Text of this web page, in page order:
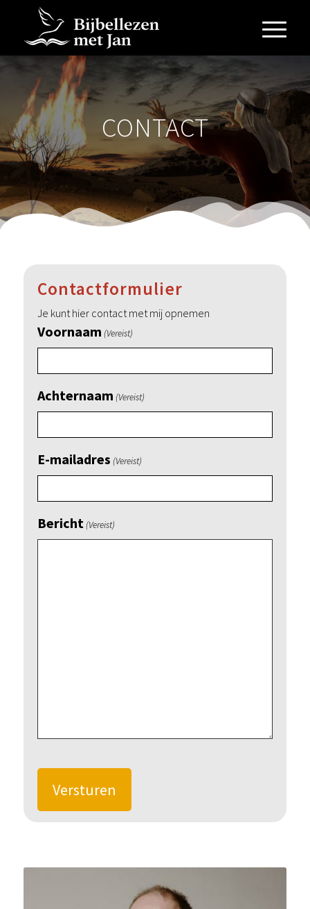
CONTACT
Contactformulier
Je kunt hier contact met mij opnemen
Voornaam (Vereist)
Achternaam (Vereist)
E-mailadres (Vereist)
Bericht (Vereist)